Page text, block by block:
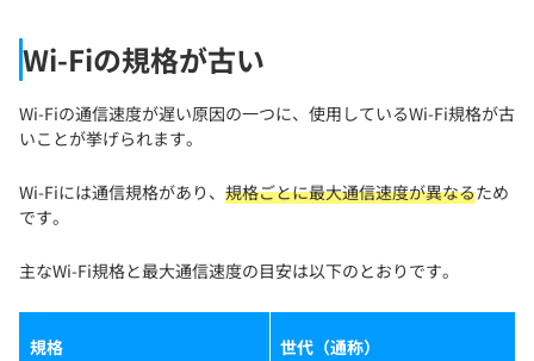
Wi-Fiの規格が古い
Wi-Fiの通信速度が遅い原因の一つに、使用しているWi-Fi規格が古
いことが挙げられます。
Wi-Fiには通信規格があり、 規格ごとに最大通信速度が異なるため
です。
主なWi-Fi規格と最大通信速度の目安は以下のとおりです。
規格 世代（通称）